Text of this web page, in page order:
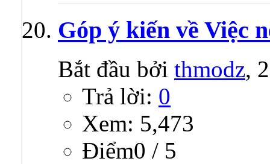
Góp ý kiến về Việc
Bắt đầu bởi thmodz,
Trả lời: 0
Xem: 5,473
Ðiểm0 / 5